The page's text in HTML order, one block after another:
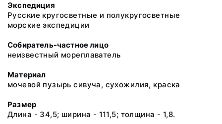
Экспедиция
Русские кругосветные и полукругосветные
морские экспедиции
Собиратель-частное лицо
неизвестный мореплаватель
Материал
мочевой пузырь сивуча, сухожилия, краска
Размер
Длина - 34,5; ширина - 111,5; толщина - 1,8.